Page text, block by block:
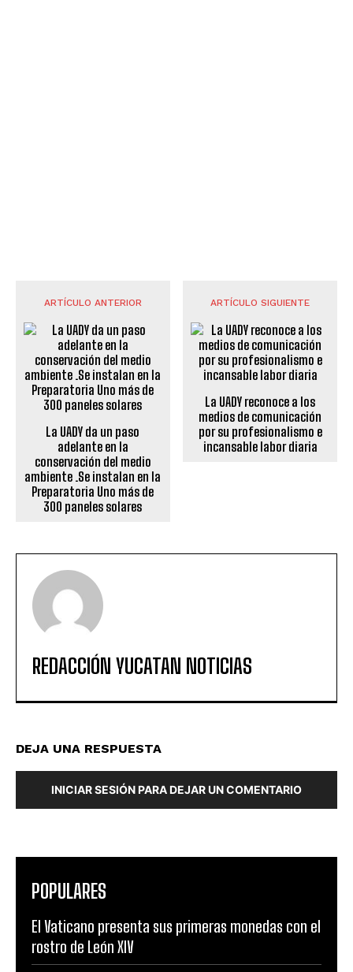
ARTÍCULO ANTERIOR
La UADY da un paso
adelante en la
conservación del medio
ambiente .Se instalan en la
Preparatoria Uno más de
300 paneles solares
ARTÍCULO SIGUIENTE
La UADY reconoce a los
medios de comunicación
por su profesionalismo e
incansable labor diaria
REDACCIÓN YUCATAN NOTICIAS
DEJA UNA RESPUESTA
INICIAR SESIÓN PARA DEJAR UN COMENTARIO
POPULARES
El Vaticano presenta sus primeras monedas con el
rostro de León XIV